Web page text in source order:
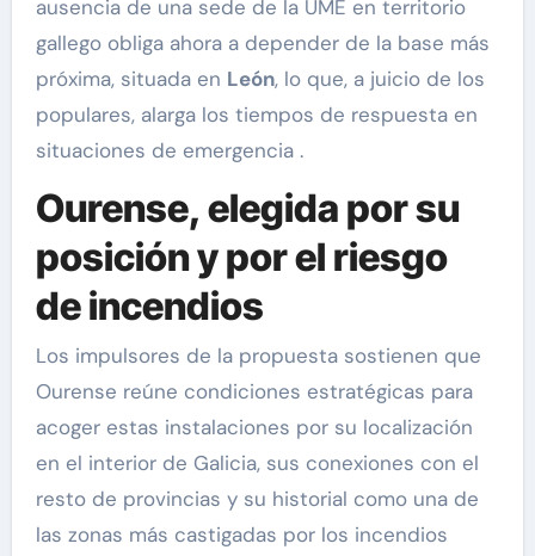
ausencia de una sede de la UME en territorio
gallego obliga ahora a depender de la base más
próxima, situada en León, lo que, a juicio de los
populares, alarga los tiempos de respuesta en
situaciones de emergencia .
Ourense, elegida por su
posición y por el riesgo
de incendios
Los impulsores de la propuesta sostienen que
Ourense reúne condiciones estratégicas para
acoger estas instalaciones por su localización
en el interior de Galicia, sus conexiones con el
resto de provincias y su historial como una de
las zonas más castigadas por los incendios